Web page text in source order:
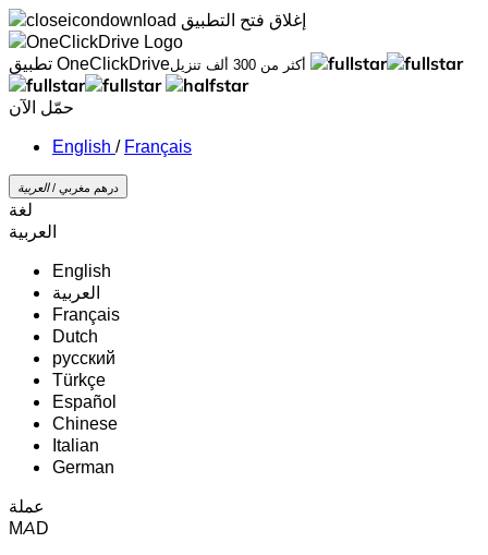
إغلاق فتح التطبيق
تطبيق OneClickDrive
أكثر من 300 ألف تنزيل
حمّل الآن
/ Français
درهم مغربي /‏العربية‏
لغة
‏العربية‏
English
‏العربية‏
Français
Dutch
русский
Türkçe
Español
Chinese
Italian
German
عملة
MAD